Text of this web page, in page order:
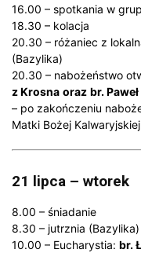
16.00 – spotkania w
18.30 – kolacja
20.30 – różaniec z
(Bazylika)
20.30 – nabożeństwo
z Krosna oraz br.
– po zakończeniu
Matki Bożej
21 lipca – wtorek
8.00 – śniadanie
8.30 – jutrznia (Bazylika)
10.00 – Eucharystia: br.